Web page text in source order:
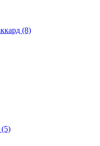
(8)
(5)